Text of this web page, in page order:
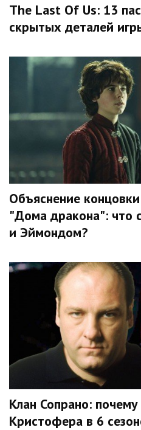
The Last Of Us: 13
скрытых деталей
Объяснение
"Дома дракона": что
и Эймондом?
Клан Сопрано:
Кристофера в 6